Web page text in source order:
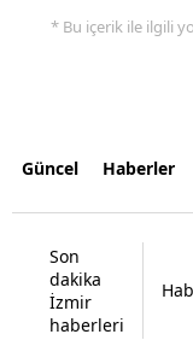
* Bu içerik ile ilgili
Güncel Haberler
Son
dakika
İzmir
haberleri